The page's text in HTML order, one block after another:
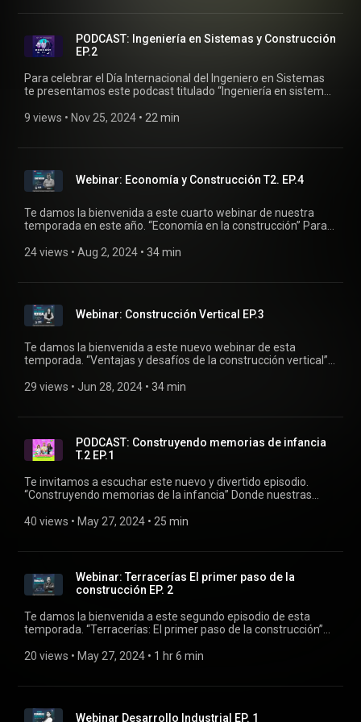
https://open.spotify.com/show/3ywoYPFOUJYmZE8OAjHDhs?
que puedas aplicarlos esta Navidad. No te lo pierdas y
síguenos para más episodios. Felices fiestas te desea GEG.
Para más información en: https://grupogeg.com/
PODCAST: Ingeniería en Sistemas y Construcción
EP.2
Para celebrar el Día Internacional del Ingeniero en Sistemas
te presentamos este podcast titulado “Ingeniería en sistemas
Sistemas de GEG nos hablan sobre su experiencia personal
mas información en: https://grupogeg.com
9 views • Nov 25, 2024 • 22 min
Webinar: Economía y Construcción T2. EP.4
Te damos la bienvenida a este cuarto webinar de nuestra
temporada en este año. “Economía en la construcción” Para
invitado especial y experto en el tema. Siendo su
web: www.grupogeg.com
24 views • Aug 2, 2024 • 34 min
Webinar: Construcción Vertical EP.3
Te damos la bienvenida a este nuevo webinar de esta
temporada. “Ventajas y desafíos de la construcción vertical”
conocer con detalle las ventajas y procesos de la
29 views • Jun 28, 2024 • 34 min
PODCAST: Construyendo memorias de infancia
T.2 EP.1
Te invitamos a escuchar este nuevo y divertido episodio.
“Construyendo memorias de la infancia” Donde nuestras
este especial del día del niño. ¡Volvamos a ser niños!
40 views • May 27, 2024 • 25 min
Webinar: Terracerías El primer paso de la
construcción EP. 2
Te damos la bienvenida a este segundo episodio de esta
temporada. “Terracerías: El primer paso de la construcción”
trabajo, nos dará a conocer con detalle los procesos de la
20 views • May 27, 2024 • 1 hr 6 min
Webinar Desarrollo Industrial EP. 1